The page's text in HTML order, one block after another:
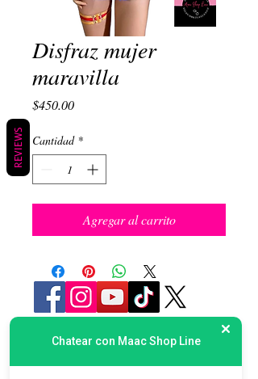
Disfraz mujer
maravilla
$450.00Precio
Cantidad *
Agregar al carrito
REVIEWS
Chatear con Maac Shop Line